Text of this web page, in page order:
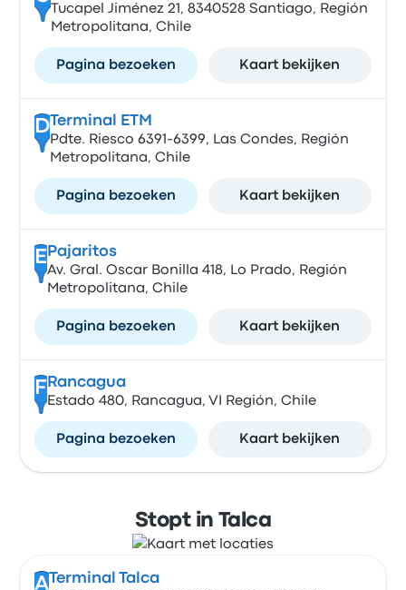
Tucapel Jiménez 21, 8340528 Santiago, Región
Metropolitana, Chile
Pagina bezoeken Kaart bekijken
DTerminal ETM
Pdte. Riesco 6391-6399, Las Condes, Región
Metropolitana, Chile
Pagina bezoeken Kaart bekijken
E Pajaritos
Av. Gral. Oscar Bonilla 418, Lo Prado, Región
Metropolitana, Chile
Pagina bezoeken Kaart bekijken
F Rancagua
Estado 480, Rancagua, VI Región, Chile
Pagina bezoeken Kaart bekijken
Stopt in Talca
A Terminal Talca